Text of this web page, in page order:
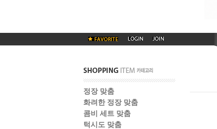
정장 맞춤
화려한 정장 맞춤
콤비 세트 맞춤
턱시도 맞춤